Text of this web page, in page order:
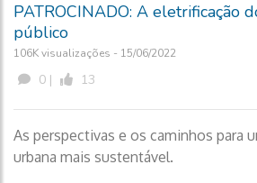
PATROCINADO: A eletrificação
público
106K visualizações - 15/06/2022
0 | 13
As perspectivas e os caminhos para
urbana mais sustentável.